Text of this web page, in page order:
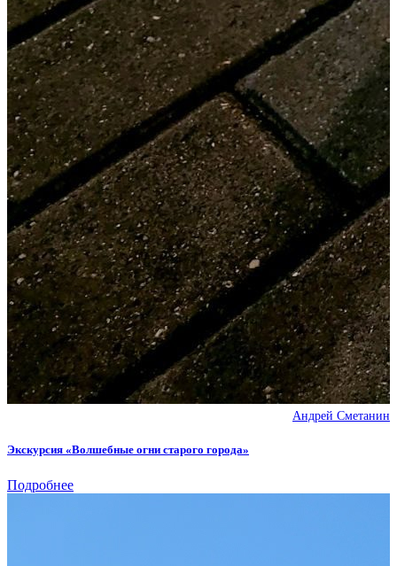
Андрей Сметанин
Экскурсия «Волшебные огни старого города»
Подробнее